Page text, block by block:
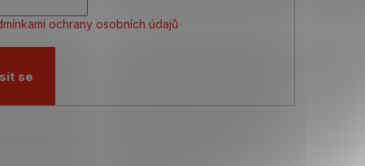
ochrany osobních údajů
se